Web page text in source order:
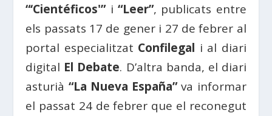
“‘Cientéficos'”i “Leer”, publicats entre
els passats 17 de gener i 27 de febrer al
portal especialitzat Confilegal i al diari
digital El Debate. D’altra banda, el diari
asturià “La Nueva España”va informar
el passat 24 de febrer que el reconegut